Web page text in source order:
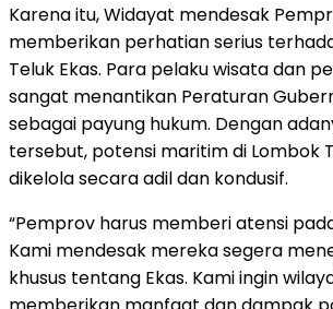
Karena itu, Widayat mendesak
memberikan perhatian serius
Teluk Ekas. Para pelaku wisata dan
sangat menantikan Peraturan
sebagai payung hukum. Dengan
tersebut, potensi maritim di Lombok
dikelola secara adil dan kondusif.
“Pemprov harus memberi atensi
Kami mendesak mereka segera
khusus tentang Ekas. Kami ingin